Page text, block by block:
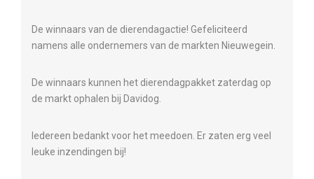
De winnaars van de dierendagactie! Gefeliciteerd
namens alle ondernemers van de markten Nieuwegein.
De winnaars kunnen het dierendagpakket zaterdag op
de markt ophalen bij Davidog.
Iedereen bedankt voor het meedoen. Er zaten erg veel
leuke inzendingen bij!